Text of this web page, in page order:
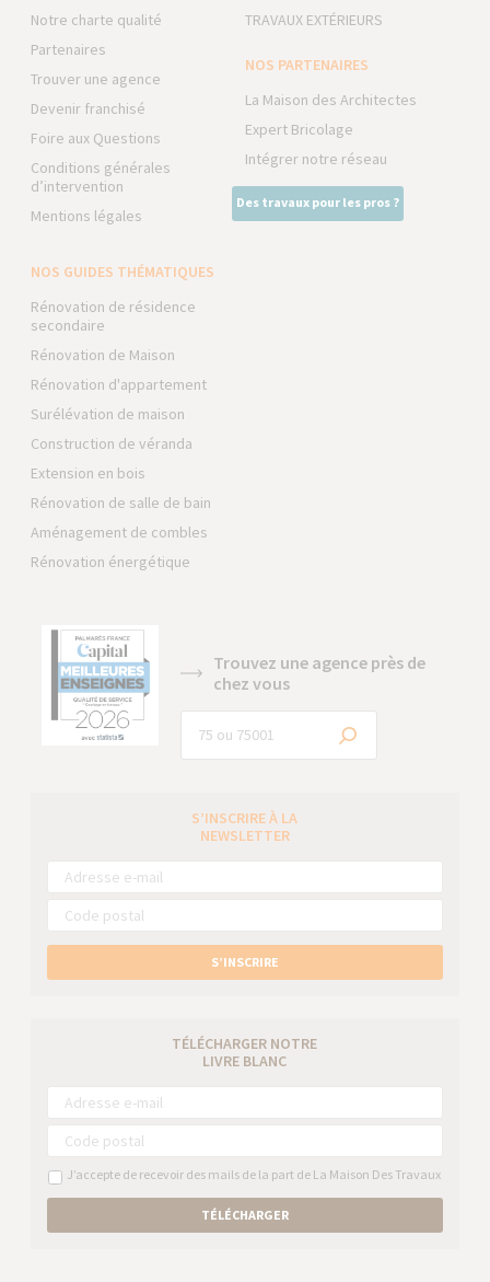
Notre charte qualité
Partenaires
Trouver une agence
Devenir franchisé
Foire aux Questions
Conditions générales
d’intervention
Mentions légales
TRAVAUX EXTÉRIEURS
NOS PARTENAIRES
La Maison des Architectes
Expert Bricolage
Intégrer notre réseau
Des travaux pour les pros ?
NOS GUIDES THÉMATIQUES
Rénovation de résidence
secondaire
Rénovation de Maison
Rénovation d'appartement
Surélévation de maison
Construction de véranda
Extension en bois
Rénovation de salle de bain
Aménagement de combles
Rénovation énergétique
Trouvez une agence près de
chez vous
S’INSCRIRE À LA
NEWSLETTER
S’INSCRIRE
TÉLÉCHARGER NOTRE
LIVRE BLANC
J’accepte de recevoir des mails de la part de La Maison Des Travaux
TÉLÉCHARGER